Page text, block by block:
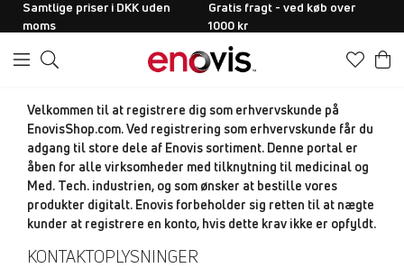
Samtlige priser i DKK uden
moms
Gratis fragt - ved køb over
1000 kr
Velkommen til at registrere dig som erhvervskunde på
EnovisShop.com. Ved registrering som erhvervskunde får du
adgang til store dele af Enovis sortiment. Denne portal er
åben for alle virksomheder med tilknytning til medicinal og
Med. Tech. industrien, og som ønsker at bestille vores
produkter digitalt. Enovis forbeholder sig retten til at nægte
kunder at registrere en konto, hvis dette krav ikke er opfyldt.
KONTAKTOPLYSNINGER